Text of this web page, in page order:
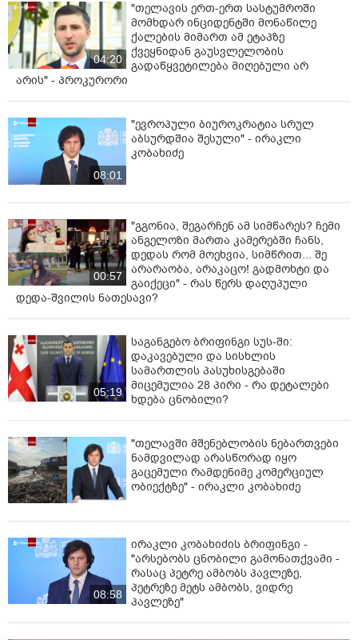
04:20
"თელავის ერთ-ერთ სასტუმროში
მომხდარ ინციდენტში მონაწილე
ქალების მიმართ ამ ეტაპზე
ქვეყნიდან გაუსვლელობის
გადაწყვეტილება მიღებული არ
არის" - პროკურორი
08:01
"ევროპული ბიუროკრატია სრულ
აბსურდშია შესული" - ირაკლი
კობახიძე
00:57
"გგონია, შეგარჩენ ამ სიმწარეს? ჩემი
ანგელოზი მართა კამერებში ჩანს,
დედას რომ მოეხვია, სიმწრით... შე
არარაობა, არაკაცო! გადმოხტი და
გაიქეცი" - რას წერს დაღუპული
დედა-შვილის ნათესავი?
05:19
საგანგებო ბრიფინგი სუს-ში:
დაკავებული და სისხლის
სამართლის პასუხისგებაში
მიცემულია 28 პირი - რა დეტალები
ხდება ცნობილი?
"თელავში მშენებლობის ნებართვები
ნამდვილად არასწორად იყო
გაცემული რამდენიმე კომერციულ
ობიექტზე" - ირაკლი კობახიძე
08:58
ირაკლი კობახიძის ბრიფინგი -
"არსებობს ცნობილი გამონათქვამი -
რასაც პეტრე ამბობს პავლეზე,
პეტრეზე მეტს ამბობს, ვიდრე
პავლეზე"